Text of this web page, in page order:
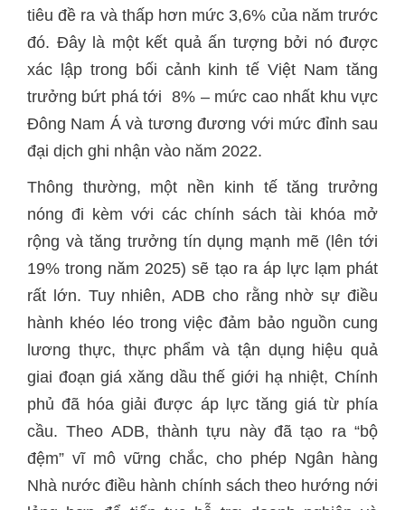
tiêu đề ra và thấp hơn mức 3,6% của năm trước
đó. Đây là một kết quả ấn tượng bởi nó được
xác lập trong bối cảnh kinh tế Việt Nam tăng
trưởng bứt phá tới 8% – mức cao nhất khu vực
Đông Nam Á và tương đương với mức đỉnh sau
đại dịch ghi nhận vào năm 2022.
Thông thường, một nền kinh tế tăng trưởng
nóng đi kèm với các chính sách tài khóa mở
rộng và tăng trưởng tín dụng mạnh mẽ (lên tới
19% trong năm 2025) sẽ tạo ra áp lực lạm phát
rất lớn. Tuy nhiên, ADB cho rằng nhờ sự điều
hành khéo léo trong việc đảm bảo nguồn cung
lương thực, thực phẩm và tận dụng hiệu quả
giai đoạn giá xăng dầu thế giới hạ nhiệt, Chính
phủ đã hóa giải được áp lực tăng giá từ phía
cầu. Theo ADB, thành tựu này đã tạo ra “bộ
đệm” vĩ mô vững chắc, cho phép Ngân hàng
Nhà nước điều hành chính sách theo hướng nới